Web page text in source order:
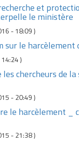
et
le ministère
- 18:09)
sur le harcèlement
)
les chercheurs de
- 20:49)
le harcèlement _
- 21:38)